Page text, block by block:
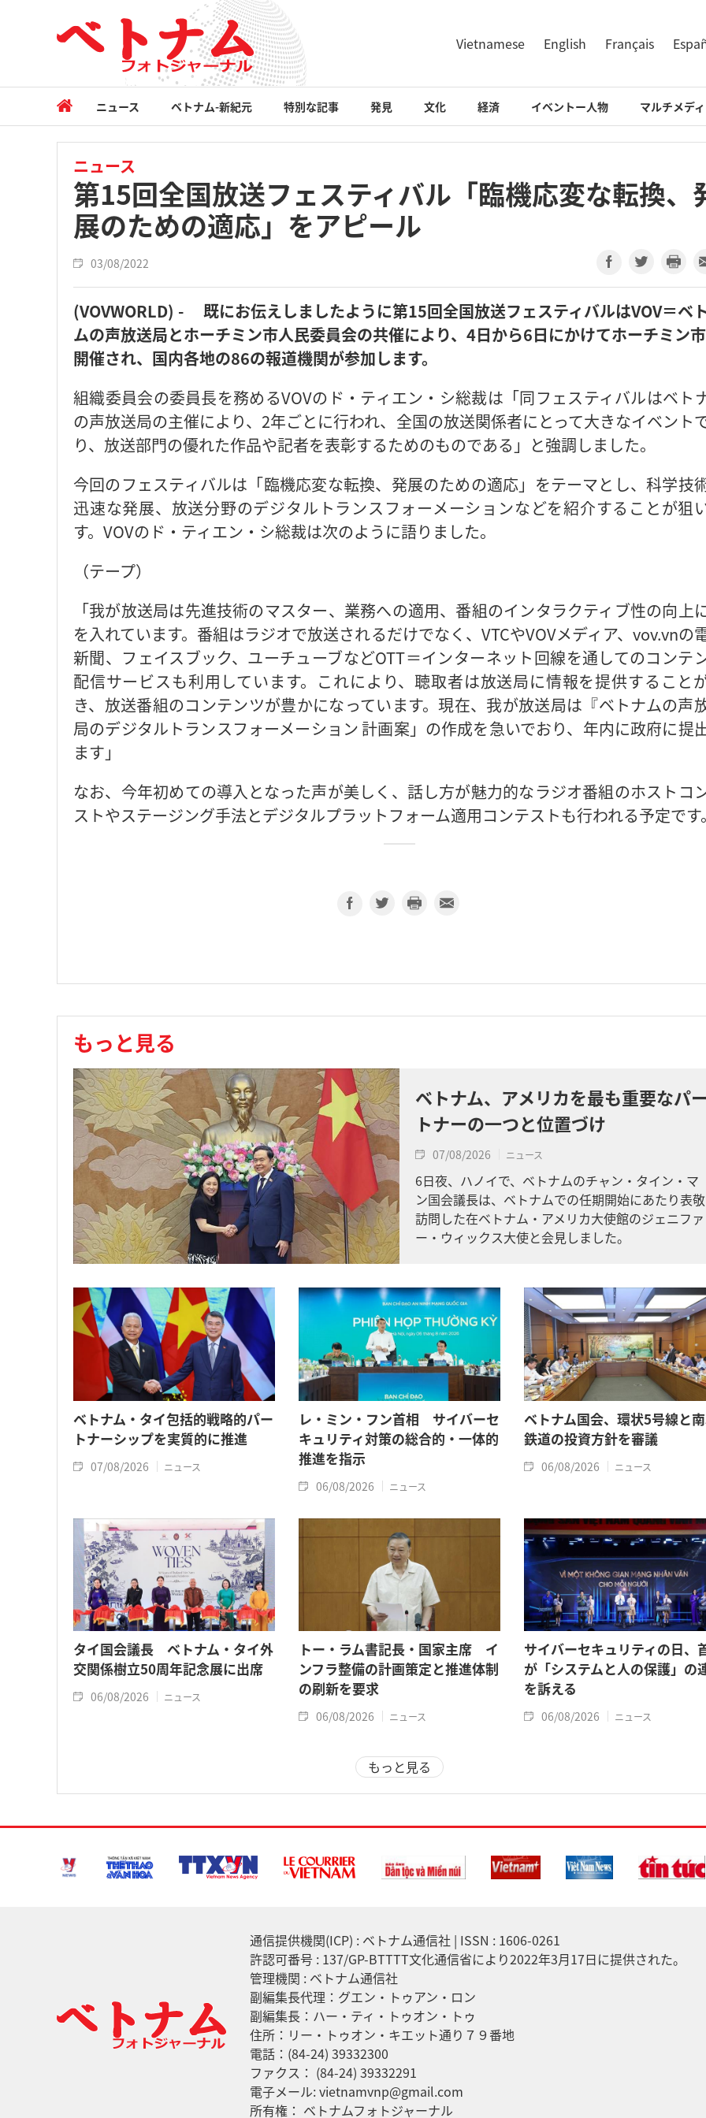
Vietnamese English Français
ニュース ベトナム-新紀元 特別な記事 発見 文化 経済 イベントー人物 マルチメデ
ニュース
第15回全国放送フェスティバル「臨機応変な転換、
展のための適応」をアピール
03/08/2022
(VOVWORLD) - 既にお伝えしましたように第15回全国放送フェスティバルはVOV＝ベ
ムの声放送局とホーチミン市人民委員会の共催により、4日から6日にかけてホーチミン
開催され、国内各地の86の報道機関が参加します。
組織委員会の委員長を務めるVOVのド・ティエン・シ総裁は「同フェスティバルはベト
の声放送局の主催により、2年ごとに行われ、全国の放送関係者にとって大きなイベント
り、放送部門の優れた作品や記者を表彰するためのものである」と強調しました。
今回のフェスティバルは「臨機応変な転換、発展のための適応」をテーマとし、科学技
迅速な発展、放送分野のデジタルトランスフォーメーションなどを紹介することが狙
す。VOVのド・ティエン・シ総裁は次のように語りました。
（テープ）
「我が放送局は先進技術のマスター、業務への適用、番組のインタラクティブ性の向上
を入れています。番組はラジオで放送されるだけでなく、VTCやVOVメディア、vov.vnの
新聞、フェイスブック、ユーチューブなどOTT＝インターネット回線を通してのコンテ
配信サービスも利用しています。これにより、聴取者は放送局に情報を提供すること
き、放送番組のコンテンツが豊かになっています。現在、我が放送局は『ベトナムの声
局のデジタルトランスフォーメーション 計画案」の作成を急いでおり、年内に政府に提
ます」
なお、今年初めての導入となった声が美しく、話し方が魅力的なラジオ番組のホストコ
ストやステージング手法とデジタルプラットフォーム適用コンテストも行われる予定です
もっと見る
ベトナム、アメリカを最も重要なパ
トナーの一つと位置づけ
07/08/2026 ニュース
6日夜、ハノイで、ベトナムのチャン・タイン・マ
ン国会議長は、ベトナムでの任期開始にあたり表敬
訪問した在ベトナム・アメリカ大使館のジェニファ
ー・ウィックス大使と会見しました。
ベトナム・タイ包括的戦略的パー
トナーシップを実質的に推進
07/08/2026 ニュース
レ・ミン・フン首相 サイバーセ
キュリティ対策の総合的・一体的
推進を指示
06/08/2026 ニュース
ベトナム国会、環状5号線と
鉄道の投資方針を審議
06/08/2026 ニュース
タイ国会議長 ベトナム・タイ外
交関係樹立50周年記念展に出席
06/08/2026 ニュース
トー・ラム書記長・国家主席 イ
ンフラ整備の計画策定と推進体制
の刷新を要求
06/08/2026 ニュース
サイバーセキュリティの日、
が「システムと人の保護」の
を訴える
06/08/2026 ニュース
もっと見る
通信提供機関(ICP) : ベトナム通信社 | ISSN : 1606-0261
許認可番号 : 137/GP-BTTTT文化通信省により2022年3月17日に提供された。
管理機関 : ベトナム通信社
副編集長代理：グエン・トゥアン・ロン
副編集長：ハー・ティ・トゥオン・トゥ
住所：リー・トゥオン・キエット通り７９番地
電話：(84-24) 39332300
ファクス： (84-24) 39332291
電子メール: vietnamvnp@gmail.com
所有権： ベトナムフォトジャーナル